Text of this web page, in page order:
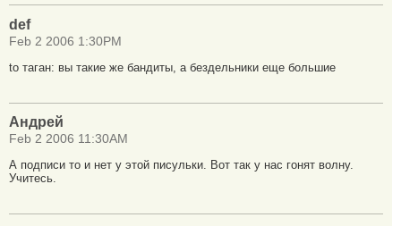
def
Feb 2 2006 1:30PM
to таган: вы такие же бандиты, а бездельники еще большие
Андрей
Feb 2 2006 11:30AM
А подписи то и нет у этой писульки. Вот так у нас гонят волну.
Учитесь.